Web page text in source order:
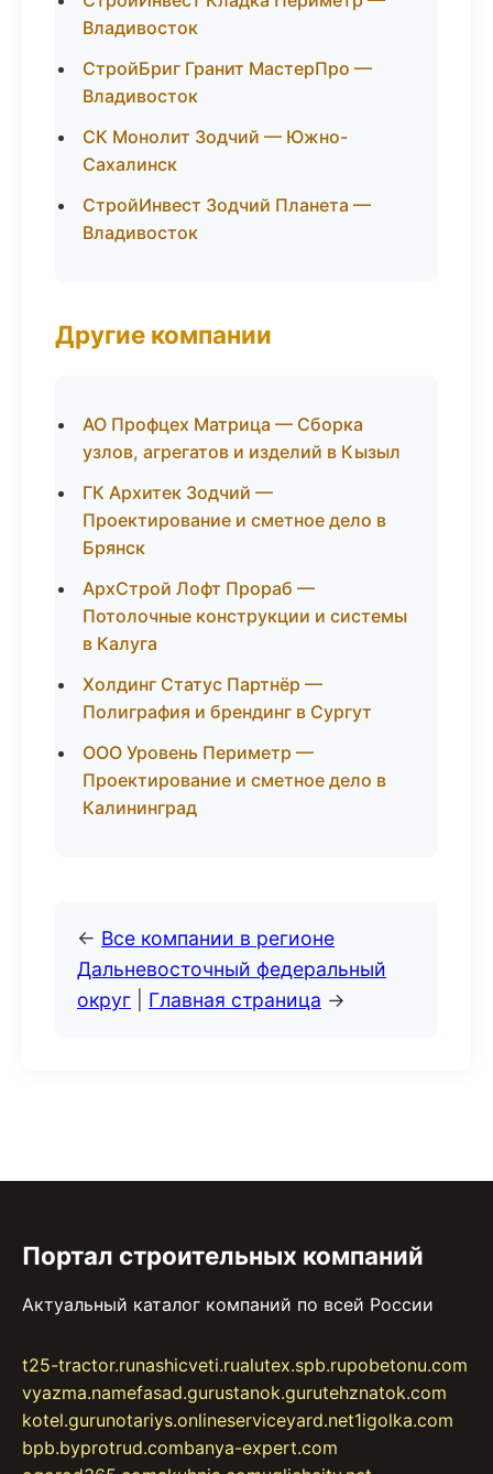
Владивосток
СтройБриг Гранит МастерПро —
Владивосток
СК Монолит Зодчий — Южно-
Сахалинск
СтройИнвест Зодчий Планета —
Владивосток
Другие компании
АО Профцех Матрица — Сборка
узлов, агрегатов и изделий в Кызыл
ГК Архитек Зодчий —
Проектирование и сметное дело в
Брянск
АрхСтрой Лофт Прораб —
Потолочные конструкции и системы
в Калуга
Холдинг Статус Партнёр —
Полиграфия и брендинг в Сургут
ООО Уровень Периметр —
Проектирование и сметное дело в
Калининград
← Все компании в регионе
Дальневосточный федеральный
округ
Главная страница →
Портал строительных компаний
Актуальный каталог компаний по всей России
t25-tractor.runashicveti.rualutex.spb.rupobetonu.com
vyazma.namefasad.gurustanok.gurutehznatok.com
kotel.gurunotariys.onlineserviceyard.net1igolka.com
bpb.byprotrud.combanya-expert.com